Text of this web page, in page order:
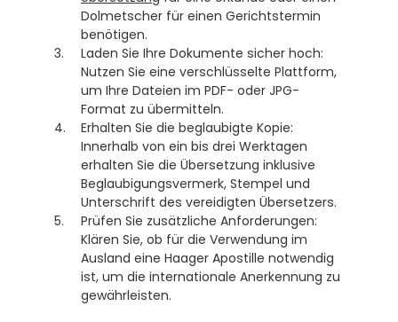
Dolmetscher für einen Gerichtstermin
benötigen.
Laden Sie Ihre Dokumente sicher hoch:
Nutzen Sie eine verschlüsselte Plattform,
um Ihre Dateien im PDF- oder JPG-
Format zu übermitteln.
Erhalten Sie die beglaubigte Kopie:
Innerhalb von ein bis drei Werktagen
erhalten Sie die Übersetzung inklusive
Beglaubigungsvermerk, Stempel und
Unterschrift des vereidigten Übersetzers.
Prüfen Sie zusätzliche Anforderungen:
Klären Sie, ob für die Verwendung im
Ausland eine Haager Apostille notwendig
ist, um die internationale Anerkennung zu
gewährleisten.